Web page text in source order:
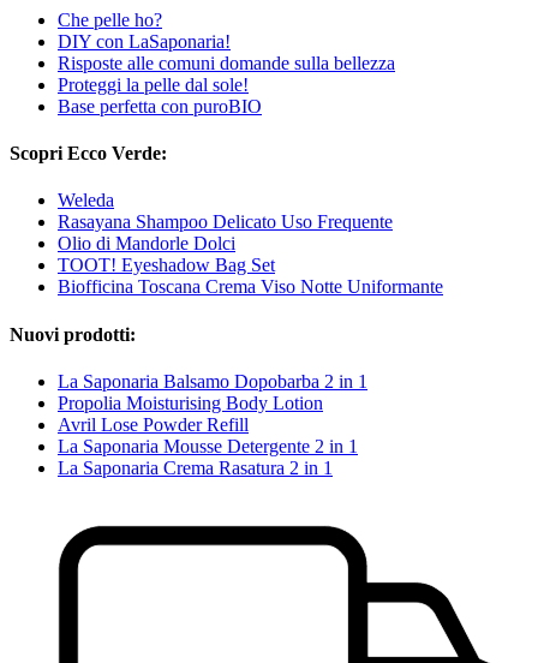
Che pelle ho?
DIY con LaSaponaria!
Risposte alle comuni domande sulla bellezza
Proteggi la pelle dal sole!
Base perfetta con puroBIO
Scopri Ecco Verde:
Weleda
Rasayana Shampoo Delicato Uso Frequente
Olio di Mandorle Dolci
TOOT! Eyeshadow Bag Set
Biofficina Toscana Crema Viso Notte Uniformante
Nuovi prodotti:
La Saponaria Balsamo Dopobarba 2 in 1
Propolia Moisturising Body Lotion
Avril Lose Powder Refill
La Saponaria Mousse Detergente 2 in 1
La Saponaria Crema Rasatura 2 in 1